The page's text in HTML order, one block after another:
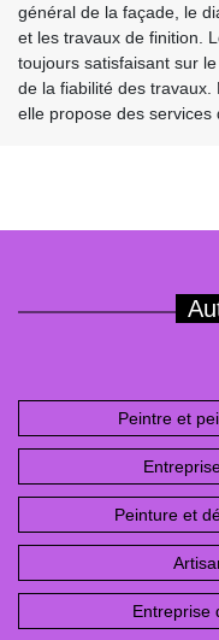
général de la façade, le
et les travaux de finition.
toujours satisfaisant sur
de la fiabilité des travaux.
elle propose des services
Peintre et
Peinture et
Entreprise